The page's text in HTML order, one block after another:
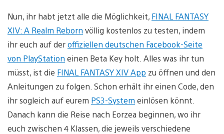
Nun, ihr habt jetzt alle die Möglichkeit, FINAL FANTASY
XIV: A Realm Reborn völlig kostenlos zu testen, indem
ihr euch auf deroffiziellen deutschen Facebook-Seite
von PlayStation einen Beta Key holt. Alles was ihr tun
müsst, ist die FINAL FANTASY XIV App zu öffnen und den
Anleitungen zu folgen. Schon erhält ihr einen Code, den
ihr sogleich auf eurem PS3-System einlösen könnt.
Danach kann die Reise nach Eorzea beginnen, wo ihr
euch zwischen 4 Klassen, die jeweils verschiedene